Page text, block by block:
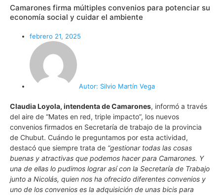
Camarones firma múltiples convenios para potenciar su
economía social y cuidar el ambiente
febrero 21, 2025
Autor: Silvio Martín Vega
Claudia Loyola, intendenta de Camarones, informó a través
del aire de “Mates en red, triple impacto”, los nuevos
convenios firmados en Secretaría de trabajo de la provincia
de Chubut. Cuándo le preguntamos por esta actividad,
destacó que siempre trata de “gestionar todas las cosas
buenas y atractivas que podemos hacer para Camarones. Y
una de ellas lo pudimos lograr así con la Secretaría de Trabajo
junto a Nicolás, quien nos ha ofrecido diferentes convenios y
uno de los convenios es la adquisición de unas bicis para